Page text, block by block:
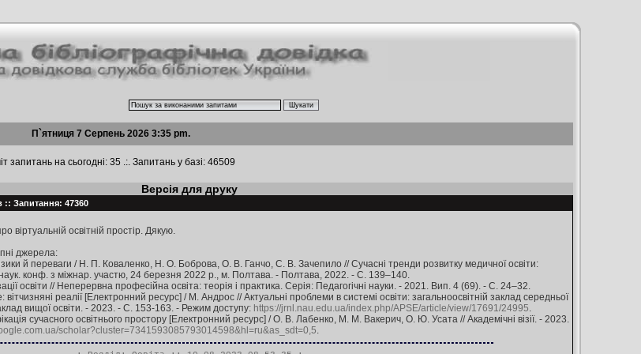
П`ятниця 7 Серпень 2026 3:35 pm.
запитань на сьогодні: 35 .:. Запитань у базі: 46509
Версія для друку
:: Запитання: 47360
віртуальній освітній простір. Дякую.
джерела:
й переваги / Н. П. Коваленко, Н. О. Боброва, О. В. Ганчо, С. В. Зачепило // Сучасні тренди розвитку медичної освіти:
конф. з міжнар. участю, 24 березня 2022 р., м. Полтава. - Полтава, 2022. - С. 139–140.
освіти // Неперервна професійна освіта: теорія і практика. Серія: Педагогічні науки. - 2021. Вип. 4 (69). - С. 24–32.
реалії [Електронний ресурс] / М. Андрос // Актуальні проблеми в системі освіти: загальноосвітній заклад середньої
вищої освіти. - 2023. - С. 153-163. - Режим доступу: https://jrnl.nau.edu.ua/index.php/APSE/article/view/17691/24995.
сучасного освітнього простору [Електронний ресурс] / О. В. Лабенко, М. М. Вакерич, О. Ю. Усата // Академічні візії. - 2023.
scholar?cluster=7341593085793014598&hl=ru&as_sdt=0,5.